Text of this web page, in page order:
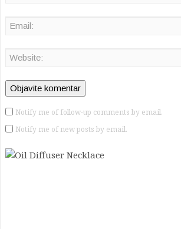
Notify me of follow-up comments by email.
Notify me of new posts by email.